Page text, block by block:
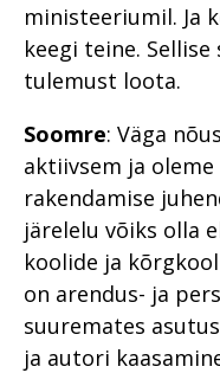
ministeeriumil. Ja
keegi teine.
tulemust loota.
Soomre: Väga
aktiivsem ja oleme
rakendamise
järelelu võiks olla
koolide ja
on arendus- ja
suuremates
ja autori